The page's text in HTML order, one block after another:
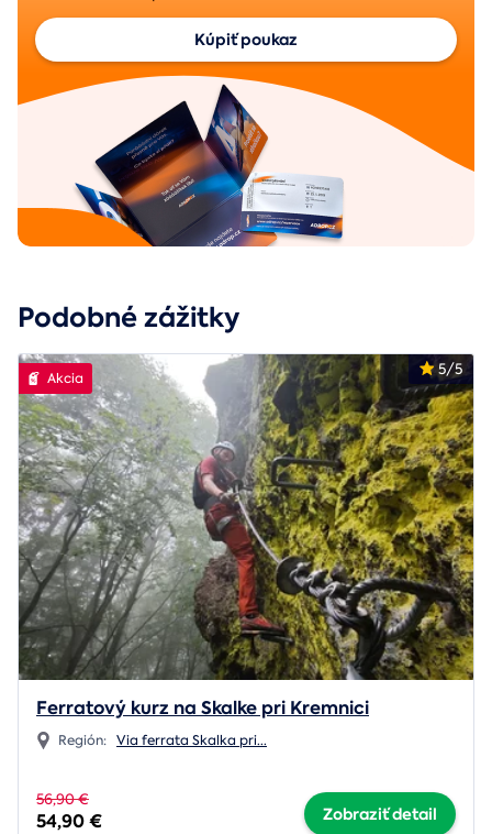
Kúpiť poukaz
Podobné zážitky
5/5
Akcia
Ferratový kurz na Skalke pri Kremnici
Región: Via ferrata Skalka pri...
56,90 €
54,90 € Zobraziť detail